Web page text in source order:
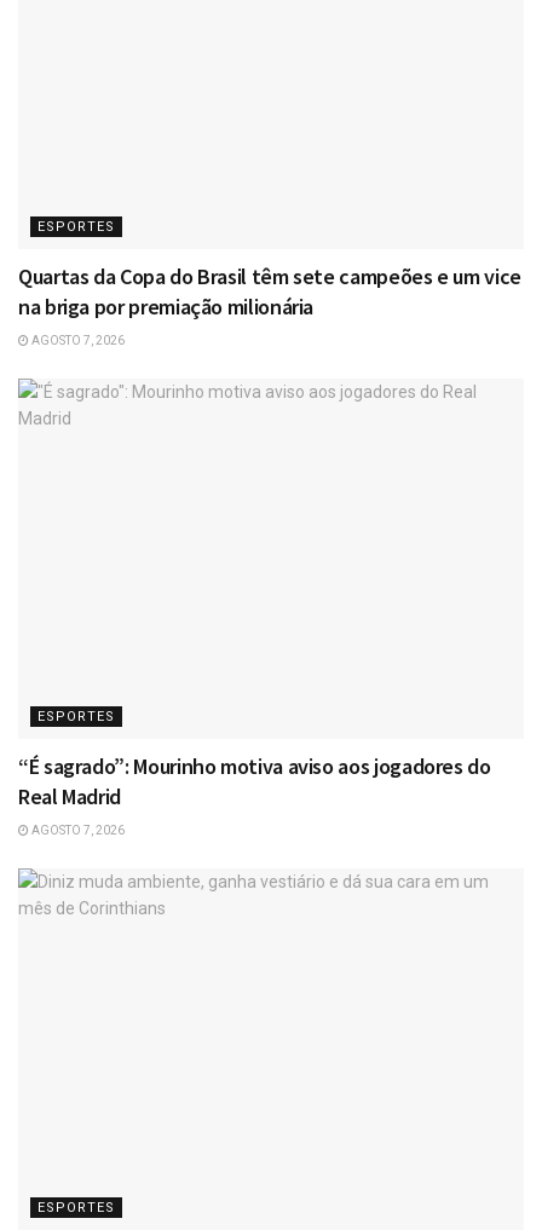
ESPORTES
Quartas da Copa do Brasil têm sete campeões e um vice
na briga por premiação milionária
AGOSTO 7, 2026
ESPORTES
“É sagrado”: Mourinho motiva aviso aos jogadores do
Real Madrid
AGOSTO 7, 2026
ESPORTES